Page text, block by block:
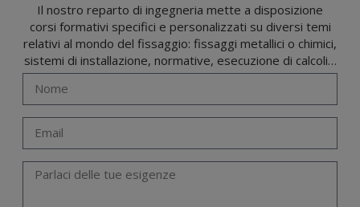
Il nostro reparto di ingegneria mette a disposizione
corsi formativi specifici e personalizzati su diversi temi
relativi al mondo del fissaggio: fissaggi metallici o chimici,
sistemi di installazione, normative, esecuzione di calcoli…